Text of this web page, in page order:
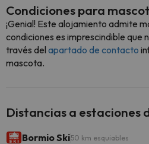
Condiciones para
¡Genial! Este alojamiento admite
condiciones es imprescindible que
través del apartado de contacto
mascota.
Distancias a estaciones
Bormio Ski50 km esquiables